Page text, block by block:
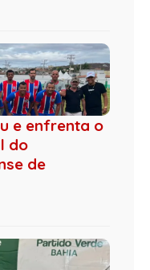
e enfrenta o
do
de